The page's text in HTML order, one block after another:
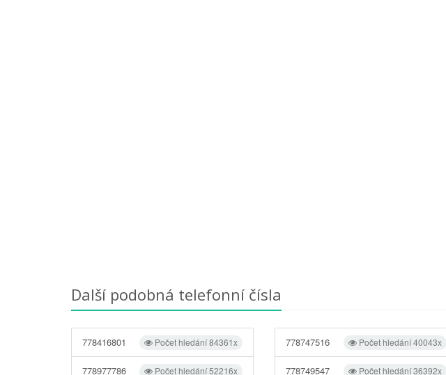
Další podobná telefonní čísla
Počet hledání 84361x
778416801
Počet hledání 52216x
778977786
Počet hledání 40043x
778747516
Počet hledání 36392x
778749547